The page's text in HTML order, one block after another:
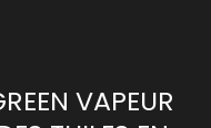
VAPEUR